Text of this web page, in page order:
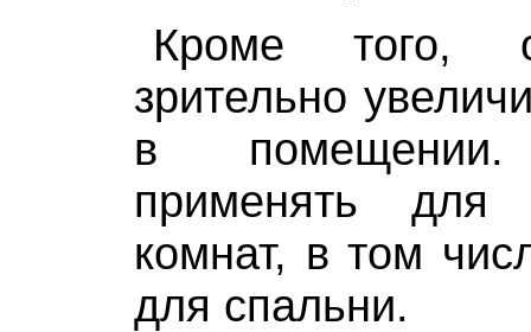
Кроме того,
зрительно
в
применять
комнат, в том
для спальни.